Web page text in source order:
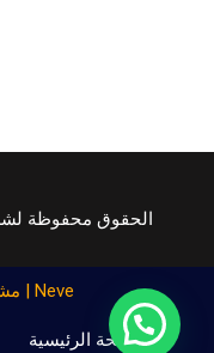
الحقوق محفوظة
Neve
|
الصفحة الرئيسية